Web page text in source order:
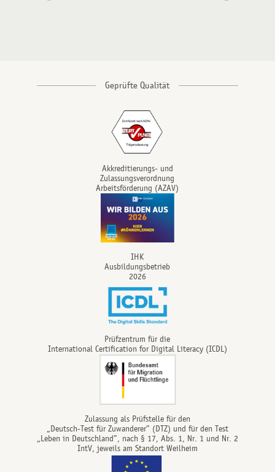
Akkreditierungs- und
Zulassungsverordnung
Arbeitsförderung (AZAV)
IHK
Ausbildungsbetrieb
2026
Prüfzentrum für die
International Certification for Digital Literacy (ICDL)
Zulassung als Prüfstelle für den
„Deutsch-Test für Zuwanderer” (DTZ) und für den Test
„Leben in Deutschland”, nach § 17, Abs. 1, Nr. 1 und Nr. 2
IntV, jeweils am Standort Weilheim